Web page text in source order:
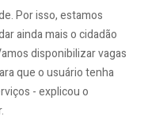
Por isso, estamos
ainda mais o cidadão
disponibilizar vagas
que o usuário tenha
- explicou o